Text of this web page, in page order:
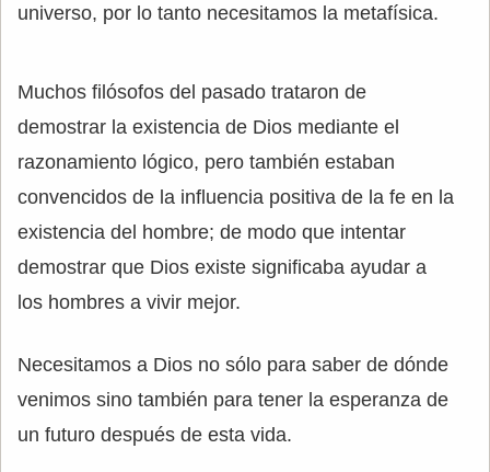
universo, por lo tanto necesitamos la metafísica.
Muchos filósofos del pasado trataron de
demostrar la existencia de Dios mediante el
razonamiento lógico, pero también estaban
convencidos de la influencia positiva de la fe en la
existencia del hombre; de modo que intentar
demostrar que Dios existe significaba ayudar a
los hombres a vivir mejor.
Necesitamos a Dios no sólo para saber de dónde
venimos sino también para tener la esperanza de
un futuro después de esta vida.